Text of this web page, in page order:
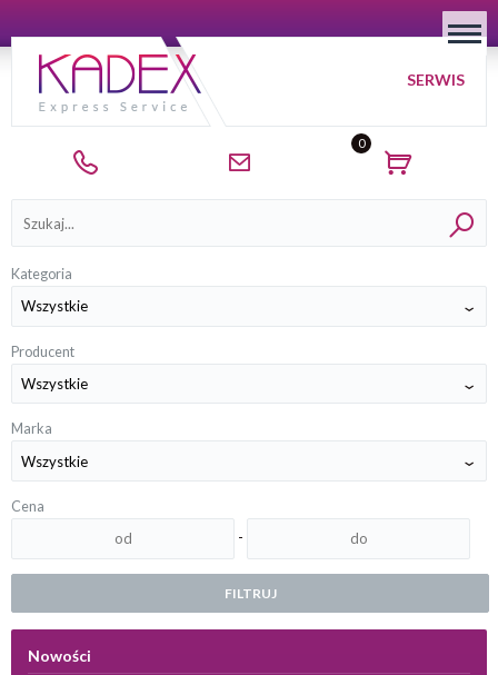
0
SERWIS
Kategoria
Producent
Marka
Cena
-
FILTRUJ
Kategorie
Nowości